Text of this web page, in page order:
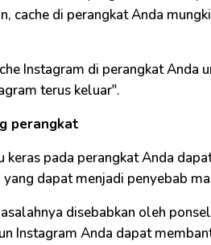
cache di perangkat Anda
Instagram di perangkat Anda
terus keluar".
perangkat
keras pada perangkat Anda
dapat menjadi penyebab
disebabkan oleh
Instagram Anda dapat